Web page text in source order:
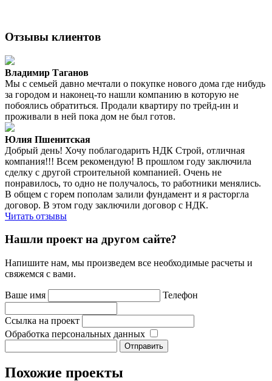
Отзывы клиентов
Владимир Таганов
Мы с семьей давно мечтали о покупке нового дома где нибудь
за городом и наконец-то нашли компанию в которую не
побоялись обратиться. Продали квартиру по трейд-ин и
проживали в ней пока дом не был готов.
Юлия Пшенитская
Добрый день! Хочу поблагодарить НДК Строй, отличная
компания!!! Всем рекомендую! В прошлом году заключила
сделку с другой строительной компанией. Очень не
понравилось, то одно не получалось, то работники менялись.
В общем с горем пополам залили фундамент и я расторгла
договор. В этом году заключили договор с НДК.
Читать отзывы
Нашли проект на другом сайте?
Напишите нам, мы произведем все необходимые расчеты и
свяжемся с вами.
Ваше имя Телефон
Ссылка на проект
Обработка персональных данных
Похожие проекты